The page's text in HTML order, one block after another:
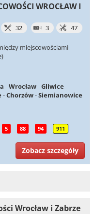
WROCŁAW I
32 3 47
miejscowościami
-Wrocław-Gliwice -
-Chorzów-Siemianowice
5 88 94 911
Zobacz szczegóły
Wrocław i Zabrze